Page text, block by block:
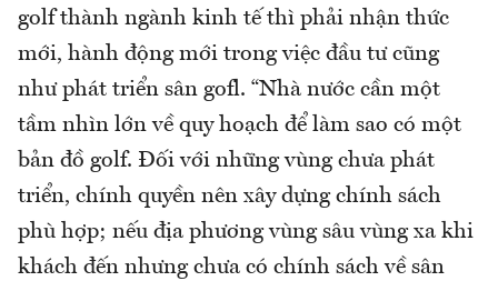
golf thành ngành kinh tế thì phải nhận thức
mới, hành động mới trong việc đầu tư cũng
như phát triển sân gofl. “Nhà nước cần một
tầm nhìn lớn về quy hoạch để làm sao có một
bản đồ golf. Đối với những vùng chưa phát
triển, chính quyền nên xây dựng chính sách
phù hợp; nếu địa phương vùng sâu vùng xa khi
khách đến nhưng chưa có chính sách về sân